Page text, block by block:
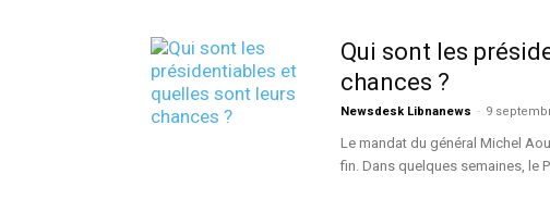
Qui sont les
chances ?
Newsdesk Libnanews - 9
Le mandat du général Michel
fin. Dans quelques semaines, le